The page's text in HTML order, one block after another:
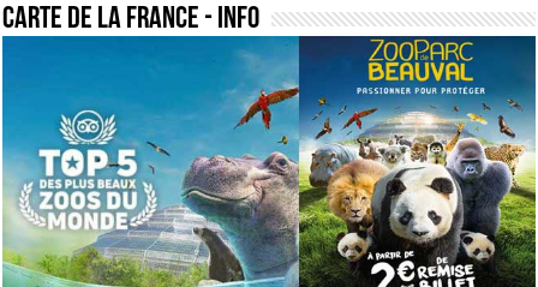
carte de la france - Info